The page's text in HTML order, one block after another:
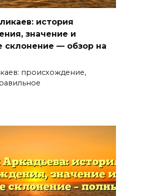
история
значение и
склонение — обзор на
происхождение,